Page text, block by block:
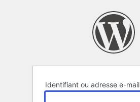
Identifiant ou adresse e-mail